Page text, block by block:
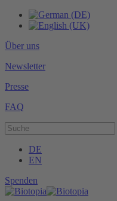
Über uns
Newsletter
Presse
FAQ
DE
EN
Spenden